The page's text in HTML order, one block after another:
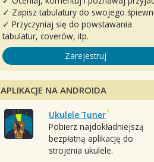
✓ Zapisz tabulatury do swojego
✓ Przyczyniaj się do powstawania
tabulatur, coverów, itp.
Zarejestruj
APLIKACJE NA ANDROIDA
Ukulele Tuner
Pobierz najdokładniejszą
bezpłatną aplikację do
strojenia ukulele.